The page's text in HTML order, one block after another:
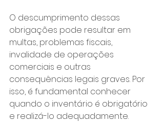
O descumprimento dessas
obrigações pode resultar em
multas, problemas fiscais,
invalidade de operações
comerciais e outras
consequências legais graves. Por
isso, é fundamental conhecer
quando o inventário é obrigatório
e realizá-lo adequadamente.